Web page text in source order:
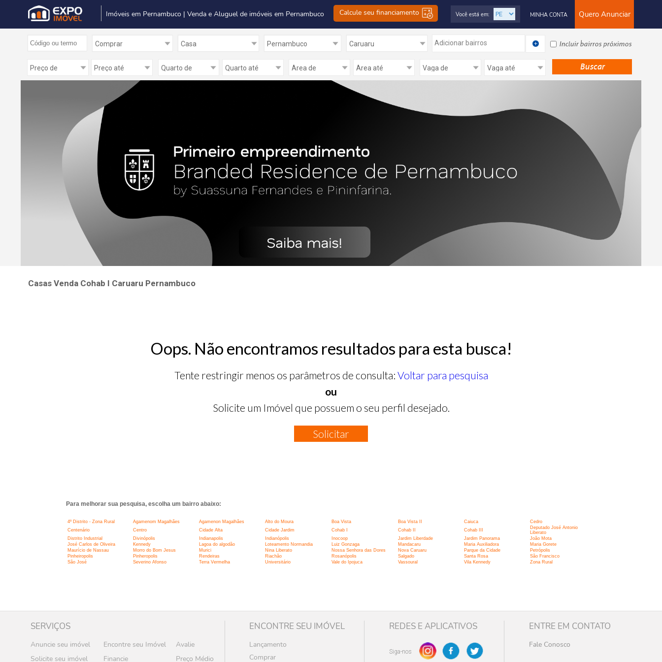
Imóveis em Pernambuco | Venda e Aluguel de imóveis em Pernambuco Calcule seu financiamento Quero Anunciar
MINHA CONTA
Você está em:
Adicionar bairros Incluir bairros próximos
Casas Venda Cohab I Caruaru Pernambuco
Oops. Não encontramos resultados para esta busca!
Tente restringir menos os parâmetros de consulta: Voltar para pesquisa
ou
Solicite um Imóvel que possuem o seu perfil desejado.
Solicitar
Para melhorar sua pesquisa, escolha um bairro abaixo:
4º Distrito - Zona Rural Agamenom Magalhães Agamenon Magalhães Alto do Moura Boa Vista Boa Vista II Caiuca
Cedro
Centenário
Centro Cidade Alta Cidade Jardim Cohab I Cohab II Cohab III
Deputado José Antonio
Liberato
Distrito Industrial
Divinópolis Indianapolis Indianópolis Inocoop Jardim Liberdade Jardim Panorama
João Mota
José Carlos de Oliveira
Kennedy Lagoa do algodão Loteamento Normandia Luiz Gonzaga Mandacaru Maria Auxiliadora
Maria Gorete
Maurício de Nassau
Morro do Bom Jesus Murici Nina Liberato Nossa Senhora das Dores Nova Caruaru Parque da Cidade
Petrópolis
Pinheiropolis
Pinheropolis Rendeiras Riachão Rosanópolis Salgado Santa Rosa
São Francisco
São José
Severino Afonso Terra Vermelha Universitário Vale do Ipojuca Vassoural Vila Kennedy Zona Rural
SERVIÇOS
Anuncie seu imóvel Encontre seu Imóvel
Avalie
Solicite seu imóvel
Financie Preço Médio
ENCONTRE SEU IMÓVEL
Lançamento
Comprar
REDES E APLICATIVOS
Siga-nos
ENTRE EM CONTATO
Fale Conosco